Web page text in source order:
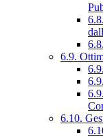
6.9.
6.10.